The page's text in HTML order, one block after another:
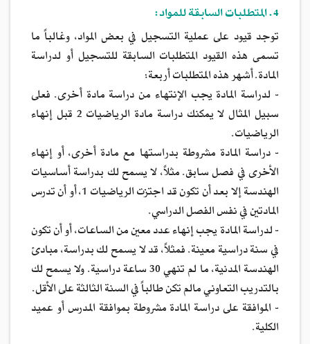
4. المتطلبات السابقة للمواد:
توجد قيود على عملية التسجيل في بعض المواد، وغالباً ما
تسمى هذه القيود المتطلبات السابقة للتسجيل أو لدراسة
المادة. أشهر هذه المتطلبات أربعة:
- لدراسة المادة يجب الإنتهاء من دراسة مادة أخرى. فعلى
سبيل المثال لا يمكنك دراسة مادة الرياضيات 2 قبل إنهاء
الرياضيات.
- دراسة المادة مشروطة بدراستها مع مادة أخرى، أو إنهاء
الأخرى في فصل سابق. مثلاً، لا يسمح لك بدراسة أساسيات
الهندسة إلا بعد أن تكون قد اجتزت الرياضيات 1، أو أن تدرس
المادتين في نفس الفصل الدراسي.
- لدراسة المادة يجب إنهاء عدد معين من الساعات، أو أن تكون
في سنة دراسية معينة. فمثلاً، قد لا يسمح لك بدراسة، مبادئ
الهندسة المدنية، ما لم تنهي 30 ساعة دراسية. ولا يسمح لك
بالتدريب التعاوني مالم تكن طالباً في السنة الثالثة على الأقل.
- الموافقة على دراسة المادة مشروطة بموافقة المدرس أو عميد
الكلية.